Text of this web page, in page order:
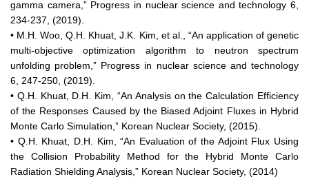
gamma camera,” Progress in nuclear science and technology 6,
234-237, (2019).
• M.H. Woo, Q.H. Khuat, J.K. Kim, et al., “An application of genetic
multi-objective optimization algorithm to neutron spectrum
unfolding problem,” Progress in nuclear science and technology
6, 247-250, (2019).
• Q.H. Khuat, D.H. Kim, “An Analysis on the Calculation Efficiency
of the Responses Caused by the Biased Adjoint Fluxes in Hybrid
Monte Carlo Simulation,” Korean Nuclear Society, (2015).
• Q.H. Khuat, D.H. Kim, “An Evaluation of the Adjoint Flux Using
the Collision Probability Method for the Hybrid Monte Carlo
Radiation Shielding Analysis,” Korean Nuclear Society, (2014)